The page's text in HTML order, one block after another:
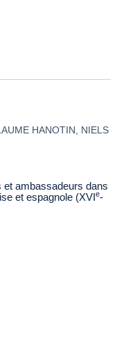
HANOTIN
NIELS
ambassadeurs dans
et espagnole (XVIe-